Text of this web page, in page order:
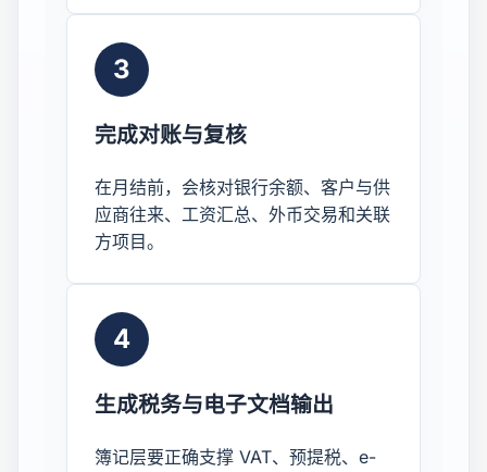
3
完成对账与复核
在月结前，会核对银行余额、客户与供
应商往来、工资汇总、外币交易和关联
方项目。
4
生成税务与电子文档输出
簿记层要正确支撑 VAT、预提税、e-